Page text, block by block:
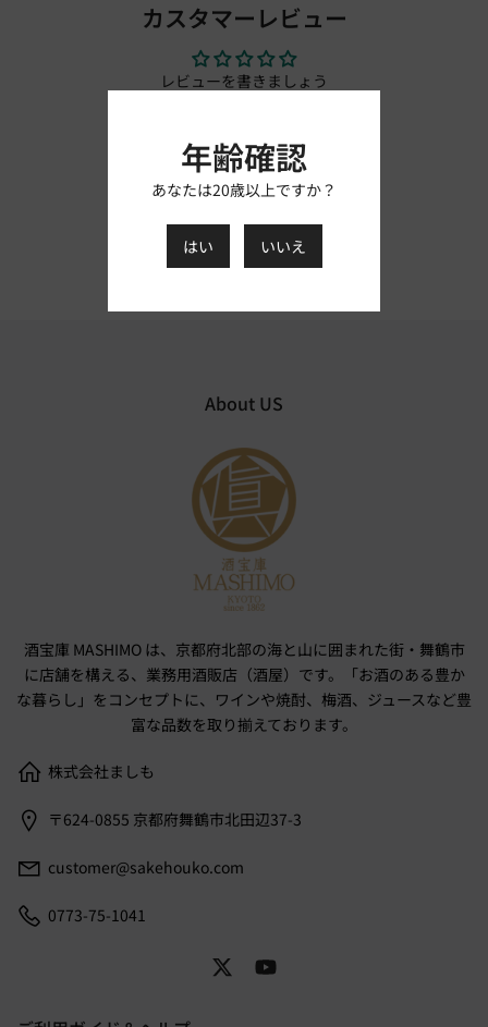
カスタマーレビュー
レビューを書きましょう
レビューを書く
About US
酒宝庫 MASHIMO は、京都府北部の海と山に囲まれた街・舞鶴市
に店舗を構える、業務用酒販店（酒屋）です。「お酒のある豊か
な暮らし」をコンセプトに、ワインや焼酎、梅酒、ジュースなど豊
富な品数を取り揃えております。
株式会社ましも
〒624-0855 京都府舞鶴市北田辺37-3
customer@sakehouko.com
0773-75-1041
年齢確認
あなたは20歳以上ですか？
はい いいえ